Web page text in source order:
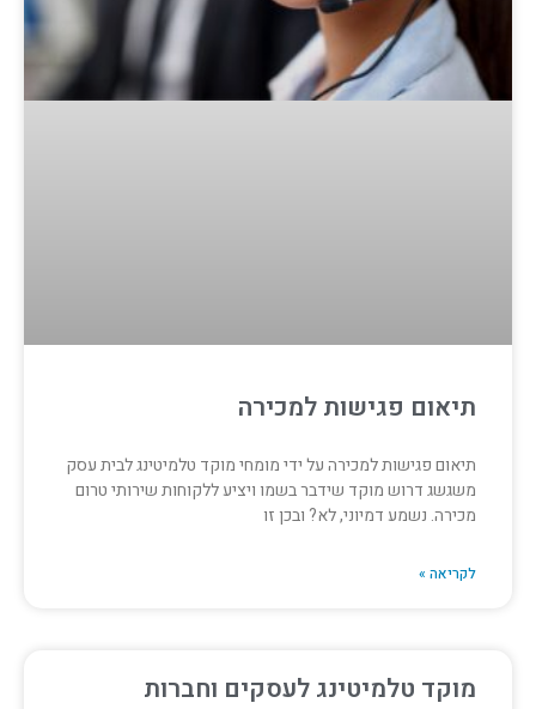
תיאום פגישות למכירה
תיאום פגישות למכירה על ידי מומחי מוקד טלמיטינג לבית עסק
משגשג דרוש מוקד שידבר בשמו ויציע ללקוחות שירותי טרום
מכירה. נשמע דמיוני, לא? ובכן זו
לקריאה »
מוקד טלמיטינג לעסקים וחברות